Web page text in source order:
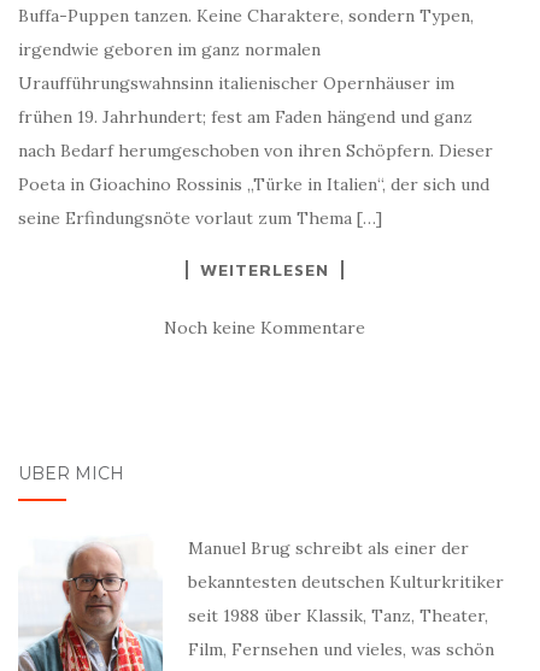
Buffa-Puppen tanzen. Keine Charaktere, sondern Typen,
irgendwie geboren im ganz normalen
Uraufführungswahnsinn italienischer Opernhäuser im
frühen 19. Jahrhundert; fest am Faden hängend und ganz
nach Bedarf herumgeschoben von ihren Schöpfern. Dieser
Poeta in Gioachino Rossinis „Türke in Italien“, der sich und
seine Erfindungsnöte vorlaut zum Thema […]
WEITERLESEN
Noch keine Kommentare
ÜBER MICH
Manuel Brug schreibt als einer der
bekanntesten deutschen Kulturkritiker
seit 1988 über Klassik, Tanz, Theater,
Film, Fernsehen und vieles, was schön